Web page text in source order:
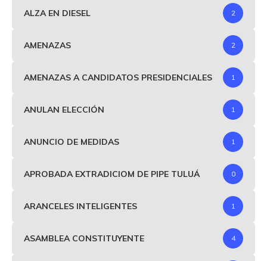
ALZA EN DIESEL 2
AMENAZAS 2
AMENAZAS A CANDIDATOS PRESIDENCIALES 1
ANULAN ELECCIÓN 1
ANUNCIO DE MEDIDAS 1
APROBADA EXTRADICIOM DE PIPE TULUÁ 0
ARANCELES INTELIGENTES 1
ASAMBLEA CONSTITUYENTE 4